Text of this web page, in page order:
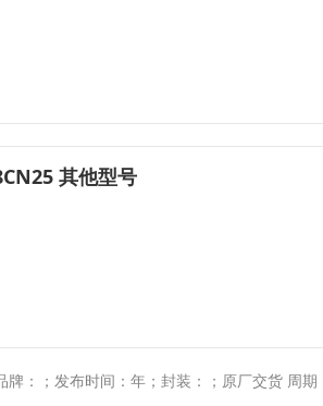
其他型号
牌：；发布时间：年；封装：；原厂交货 周